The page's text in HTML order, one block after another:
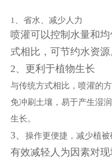
1、省水、减少人力
喷灌可以控制水量和
式相比，可节约水资源
2、更利于植物生长
与传统方式相比，喷灌的
免冲刷土壤，易于产生湿
生长。
3、 操作更便捷，减少植被
有效减轻人为因素对